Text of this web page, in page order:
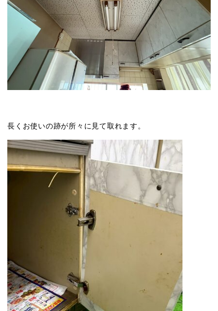
長くお使いの跡が所々に見て取れます。